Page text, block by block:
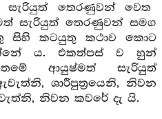
සැරියුත් තෙරණුවන් වෙත
සැරියුත් තෙරණුවන් සමග
සිහි කටයුතු කථාව කොට
ය. එකත්පස් ව හුන්
ආයුෂ්මත් සැරියුත්
ශාරීපුත්‍රයෙනි, නිවන
නිවන කවරේ දැ යි.